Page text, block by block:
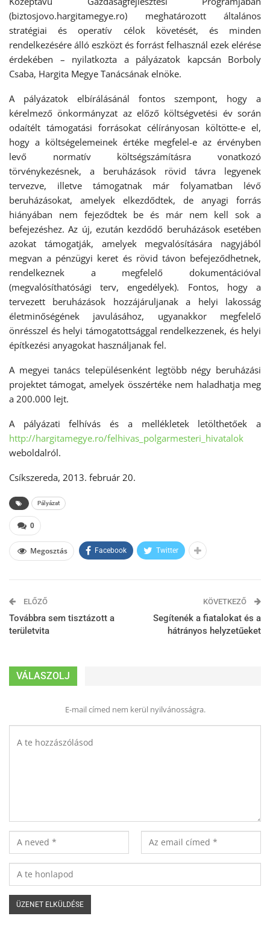
(biztosjovo.hargitamegye.ro) meghatározott általános
stratégiai és operatív célok követését, és minden
rendelkezésére álló eszközt és forrást felhasznál ezek elérése
érdekében – nyilatkozta a pályázatok kapcsán Borboly
Csaba, Hargita Megye Tanácsának elnöke.
A pályázatok elbírálásánál fontos szempont, hogy a
kérelmező önkormányzat az előző költségvetési év során
odaítélt támogatási forrásokat célírányosan költötte-e el,
hogy a költségelemeinek értéke megfelel-e az érvényben
levő normatív költségszámításra vonatkozó
törvénykezésnek, a beruházások rövid távra legyenek
tervezve, illetve támogatnak már folyamatban lévő
beruházásokat, amelyek elkezdődtek, de anyagi forrás
hiányában nem fejeződtek be és már nem kell sok a
befejezéshez. Az új, ezután kezdődő beruházások esetében
azokat támogatják, amelyek megvalósítására nagyjából
megvan a pénzügyi keret és rövid távon befejeződhetnek,
rendelkeznek a megfelelő dokumentációval
(megvalósíthatósági terv, engedélyek). Fontos, hogy a
tervezett beruházások hozzájáruljanak a helyi lakosság
életminőségének javulásához, ugyanakkor megfelelő
önrésszel és helyi támogatottsággal rendelkezzenek, és helyi
építkezési anyagokat használjanak fel.
A megyei tanács településenként legtöbb négy beruházási
projektet támogat, amelyek összértéke nem haladhatja meg
a 200.000 lejt.
A pályázati felhívás és a mellékletek letölthetőek a
http://hargitamegye.ro/felhivas_polgarmesteri_hivatalok
weboldalról.
Csíkszereda, 2013. február 20.
Pályázat
0
Megosztás Facebook Twitter
ELŐZŐ
Továbbra sem tisztázott a
területvita
KÖVETKEZŐ
Segítenék a fiatalokat és a
hátrányos helyzetűeket
VÁLASZOLJ
E-mail címed nem kerül nyilvánosságra.